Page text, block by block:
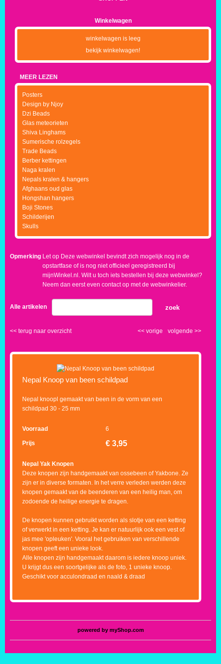
Winkelwagen
winkelwagen is leeg
bekijk winkelwagen!
MEER LEZEN
Posters
Design by Njoy
Dzi Beads
Glas meteorieten
Shiva Linghams
Sumerische rolzegels
Trade Beads
Berber kettingen
Naga kralen
Nepals kralen & hangers
Afghaans oud glas
Hongshan hangers
Boji Stones
Schilderijen
Skulls
Opmerking Let op Deze webwinkel bevindt zich mogelijk nog in de
opstartfase of is nog niet officieel geregistreerd bij
mijnWinkel.nl. Wilt u toch iets bestellen bij deze webwinkel?
Neem dan eerst even contact op met de webwinkelier.
Alle artikelen zoek
<< terug naar overzicht volgende >>
<< vorige
Nepal Knoop van been schildpad
Nepal knoopl gemaakt van been in de vorm van een
schildpad 30 - 25 mm
Voorraad 6
Prijs € 3,95
Nepal Yak Knopen
Deze knopen zijn handgemaakt van ossebeen of Yakbone. Ze
zijn er in diverse formaten. In het verre verleden werden deze
knopen gemaakt van de beenderen van een heilig man, om
zodoende de heilige energie te dragen.
De knopen kunnen gebruikt worden als slotje van een ketting
of verwerkt in een ketting. Je kan er natuurlijk ook een vest of
jas mee 'opleuken'. Vooral het gebruiken van verschillende
knopen geeft een unieke look.
Alle knopen zijn handgemaakt daarom is iedere knoop uniek.
U krijgt dus een soortgelijke als de foto, 1 unieke knoop.
Geschikt voor acculondraad en naald & draad
powered by myShop.com